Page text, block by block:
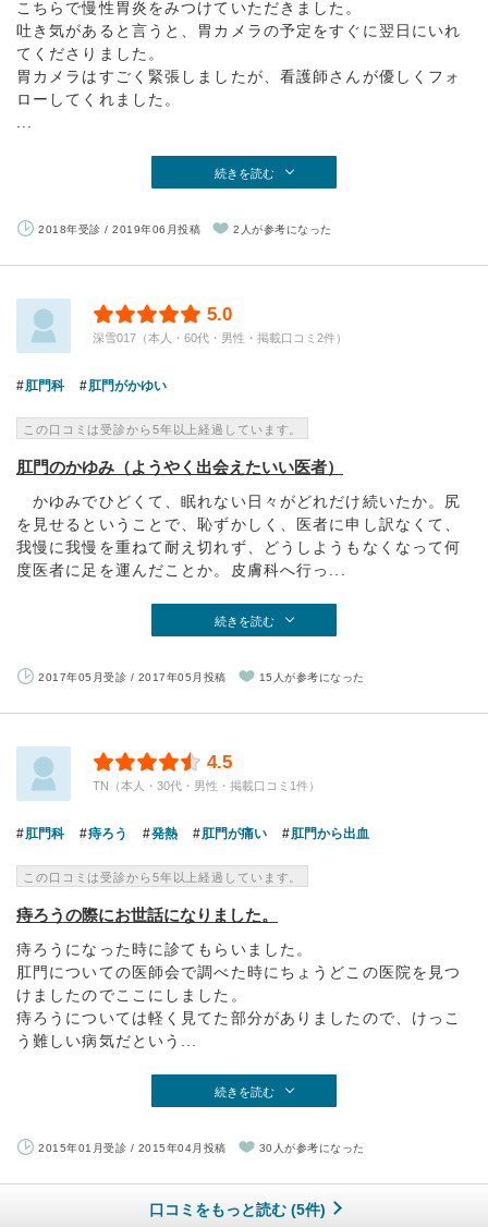
こちらで慢性胃炎をみつけていただきました。
吐き気があると言うと、胃カメラの予定をすぐに翌日にいれ
てくださりました。
胃カメラはすごく緊張しましたが、看護師さんが優しくフォ
ローしてくれました。
続きを読む
2018年受診 / 2019年06月投稿 2人が参考になった
5.0
深雪017（本人・60代・男性・掲載口コミ2件）
肛門科 肛門がかゆい
この口コミは受診から5年以上経過しています。
肛門のかゆみ（ようやく出会えたいい医者）
かゆみでひどくて、眠れない日々がどれだけ続いたか。尻
を見せるということで、恥ずかしく、医者に申し訳なくて、
我慢に我慢を重ねて耐え切れず、どうしようもなくなって何
度医者に足を運んだことか。皮膚科へ行っ...
続きを読む
2017年05月受診 / 2017年05月投稿 15人が参考になった
4.5
TN（本人・30代・男性・掲載口コミ1件）
肛門科 痔ろう 発熱 肛門が痛い 肛門から出血
この口コミは受診から5年以上経過しています。
痔ろうの際にお世話になりました。
痔ろうになった時に診てもらいました。
肛門についての医師会で調べた時にちょうどこの医院を見つ
けましたのでここにしました。
痔ろうについては軽く見てた部分がありましたので、けっこ
う難しい病気だという...
続きを読む
2015年01月受診 / 2015年04月投稿 30人が参考になった
口コミをもっと読む (5件)